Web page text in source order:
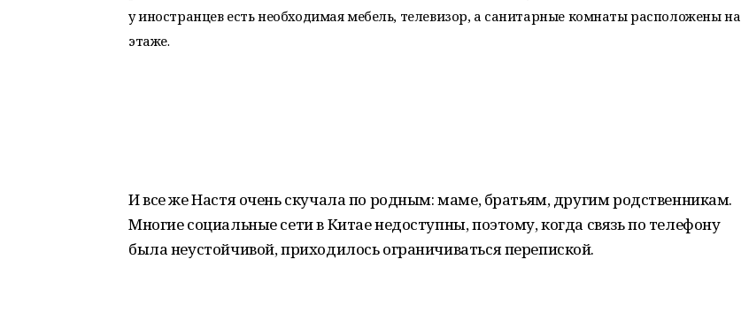
у иностранцев есть необходимая мебель, телевизор, а санитарные комнаты расположены на
этаже.
И все же Настя очень скучала по родным: маме, братьям, другим родственникам.
Многие социальные сети в Китае недоступны, поэтому, когда связь по телефону
была неустойчивой, приходилось ограничиваться перепиской.